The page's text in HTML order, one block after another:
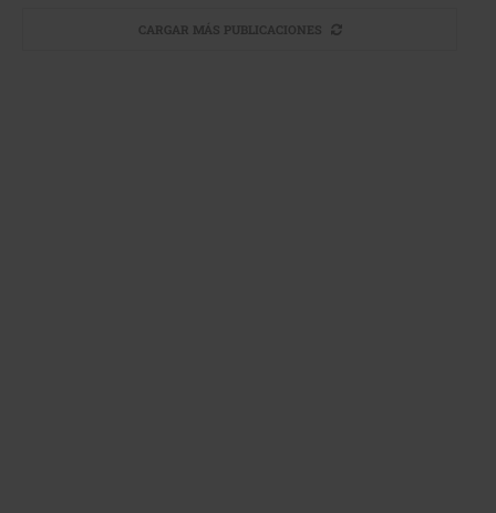
CARGAR MÁS PUBLICACIONES